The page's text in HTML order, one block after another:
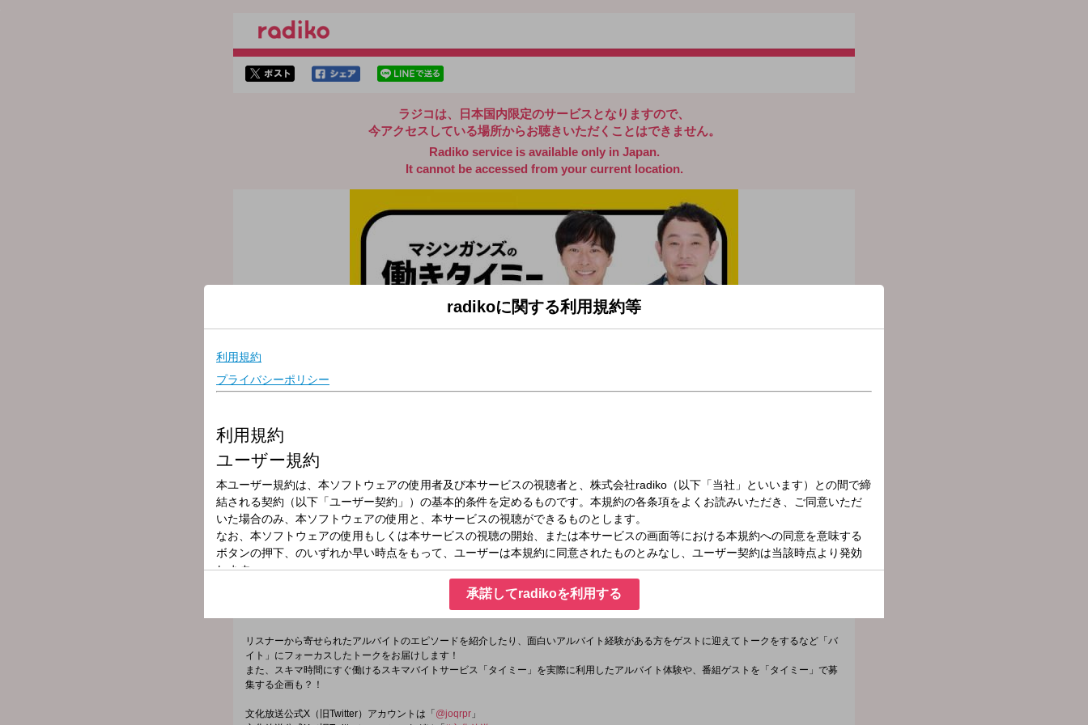
ラジコは、日本国内限定のサービスとなりますので、
今アクセスしている場所からお聴きいただくことはできません。
Radiko service is available only in Japan.
It cannot be accessed from your current location.
放送局
放送時間
2025年4月8日（火）21:40～22:10
番組名
マシンガンズの働きタイミー
番組メールフォーム：
https://form.run/@joqr-work
#マシンガンズ #文化放送」
https://twitter.com/machine_joqr」
リスナーから寄せられたアルバイトのエピソードを紹介したり、面白いアルバイト経験がある方をゲストに迎えてトークをするなど「バ
イト」にフォーカスしたトークをお届けします！
また、スキマ時間にすぐ働けるスキマバイトサービス「タイミー」を実際に利用したアルバイト体験や、番組ゲストを「タイミー」で募
集する企画も？！
文化放送公式X（旧Twitter）アカウントは「 @joqrpr 」
radikoに関する利用規約等
承諾してradikoを利用する